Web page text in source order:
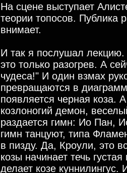
На сцене выступает
теории топосов. Публика
внимает.
И так я послушал лекцию.
это только разогрев. А
чудеса!" И один взмах
превращаются в
появляется черная коза.
козлоногий демон,
раздается гимн: Ио Пан,
гимн танцуют, типа
в пизду. Да, Кроули, это
козы начинает течь
делает козе куннилингус.